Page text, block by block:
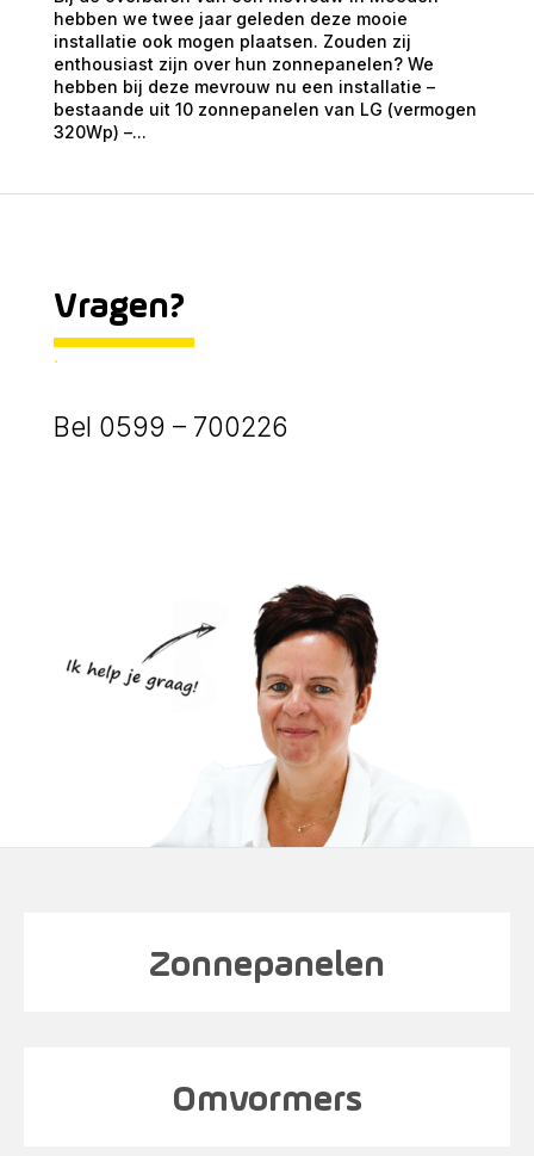
hebben we twee jaar geleden deze mooie
installatie ook mogen plaatsen. Zouden zij
enthousiast zijn over hun zonnepanelen? We
hebben bij deze mevrouw nu een installatie –
bestaande uit 10 zonnepanelen van LG (vermogen
320Wp) –...
Vragen?
.
Bel 0599 – 700226
Zonnepanelen
Omvormers